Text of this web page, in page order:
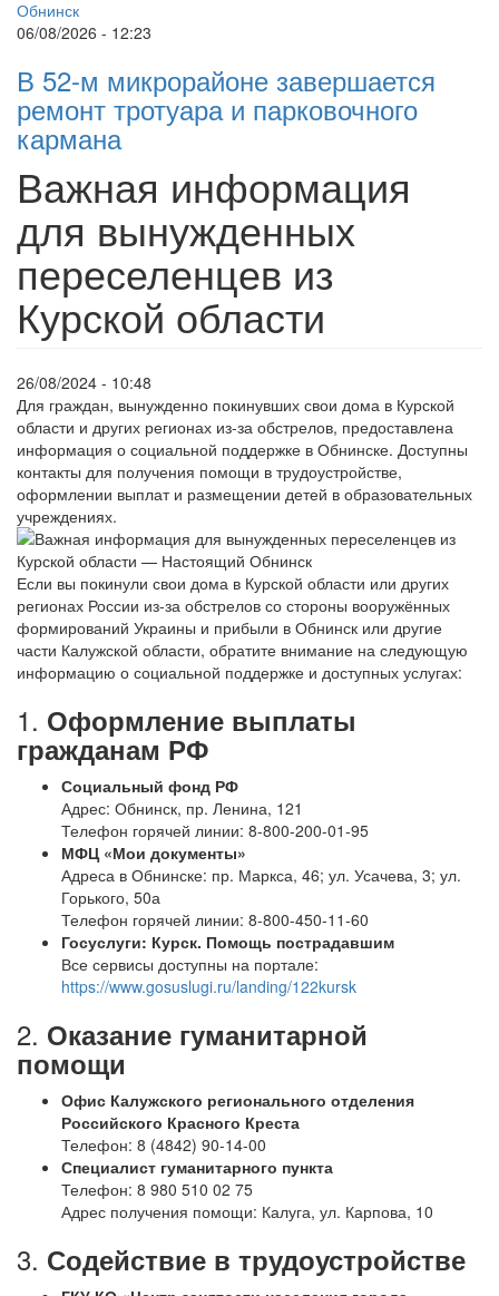
06/08/2026 - 12:23
В 52-м микрорайоне завершается
ремонт тротуара и парковочного
кармана
Важная информация
для вынужденных
переселенцев из
Курской области
26/08/2024 - 10:48
Для граждан, вынужденно покинувших свои дома в Курской
области и других регионах из-за обстрелов, предоставлена
информация о социальной поддержке в Обнинске. Доступны
контакты для получения помощи в трудоустройстве,
оформлении выплат и размещении детей в образовательных
учреждениях.
Если вы покинули свои дома в Курской области или других
регионах России из-за обстрелов со стороны вооружённых
формирований Украины и прибыли в Обнинск или другие
части Калужской области, обратите внимание на следующую
информацию о социальной поддержке и доступных услугах:
1. Оформление выплаты
гражданам РФ
Социальный фонд РФ
Адрес: Обнинск, пр. Ленина, 121
Телефон горячей линии: 8-800-200-01-95
МФЦ «Мои документы»
Адреса в Обнинске: пр. Маркса, 46; ул. Усачева, 3; ул.
Горького, 50а
Телефон горячей линии: 8-800-450-11-60
Госуслуги: Курск. Помощь пострадавшим
Все сервисы доступны на портале:
https://www.gosuslugi.ru/landing/122kursk
2. Оказание гуманитарной
помощи
Офис Калужского регионального отделения
Российского Красного Креста
Телефон: 8 (4842) 90-14-00
Специалист гуманитарного пункта
Телефон: 8 980 510 02 75
Адрес получения помощи: Калуга, ул. Карпова, 10
3. Содействие в трудоустройстве